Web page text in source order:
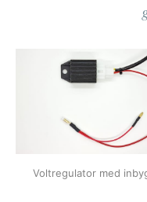
Voltregulator med